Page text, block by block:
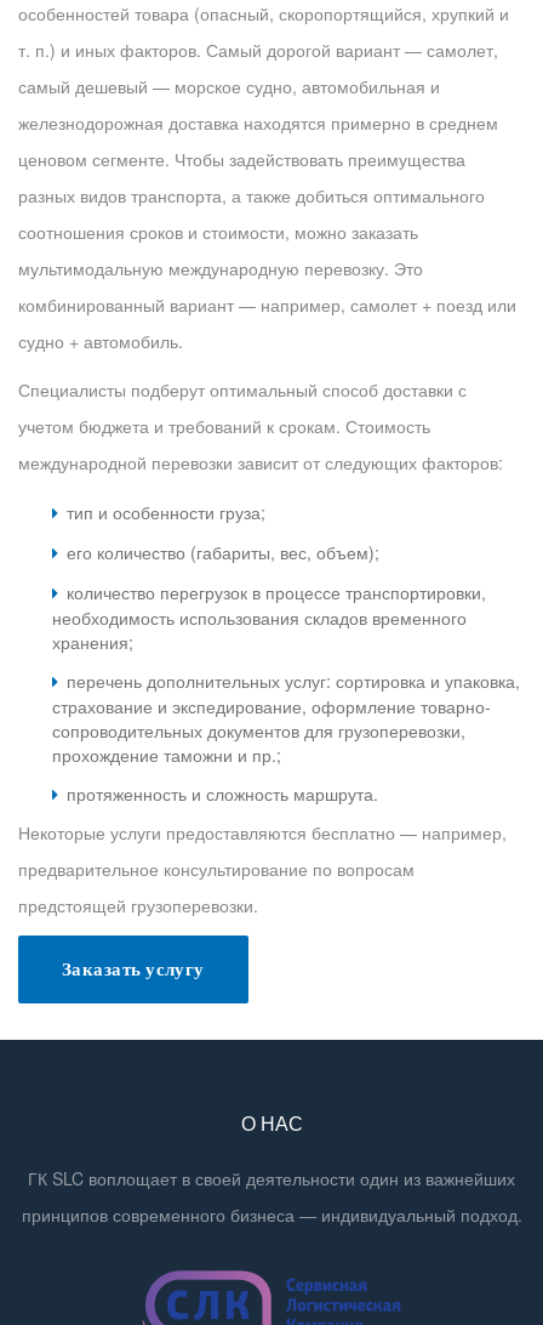
особенностей товара (опасный, скоропортящийся, хрупкий и
т. п.) и иных факторов. Самый дорогой вариант — самолет,
самый дешевый — морское судно, автомобильная и
железнодорожная доставка находятся примерно в среднем
ценовом сегменте. Чтобы задействовать преимущества
разных видов транспорта, а также добиться оптимального
соотношения сроков и стоимости, можно заказать
мультимодальную международную перевозку. Это
комбинированный вариант — например, самолет + поезд или
судно + автомобиль.
Специалисты подберут оптимальный способ доставки с
учетом бюджета и требований к срокам. Стоимость
международной перевозки зависит от следующих факторов:
тип и особенности груза;
его количество (габариты, вес, объем);
количество перегрузок в процессе транспортировки,
необходимость использования складов временного
хранения;
перечень дополнительных услуг: сортировка и упаковка,
страхование и экспедирование, оформление товарно-
сопроводительных документов для грузоперевозки,
прохождение таможни и пр.;
протяженность и сложность маршрута.
Некоторые услуги предоставляются бесплатно — например,
предварительное консультирование по вопросам
предстоящей грузоперевозки.
Заказать услугу
О НАС
ГК SLC воплощает в своей деятельности один из важнейших
принципов современного бизнеса — индивидуальный подход.